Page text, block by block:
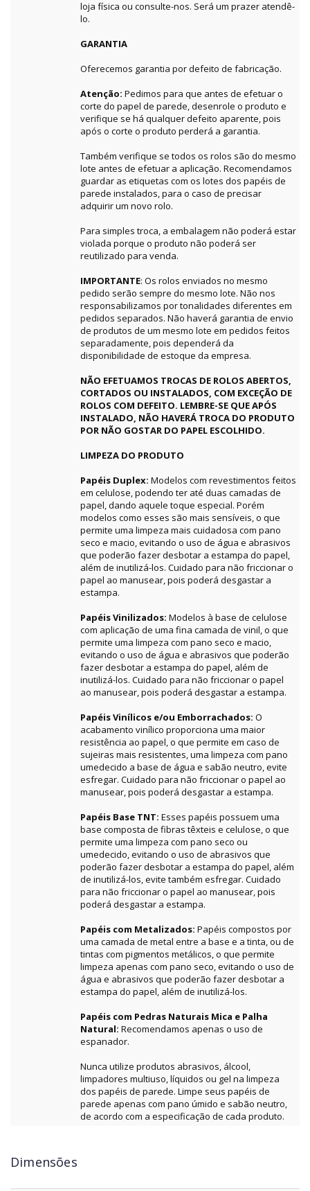
loja física ou consulte-nos. Será um prazer atendê-
lo.
GARANTIA
Oferecemos garantia por defeito de fabricação.
Atenção: Pedimos para que antes de efetuar o
corte do papel de parede, desenrole o produto e
verifique se há qualquer defeito aparente, pois
após o corte o produto perderá a garantia.
Também verifique se todos os rolos são do mesmo
lote antes de efetuar a aplicação. Recomendamos
guardar as etiquetas com os lotes dos papéis de
parede instalados, para o caso de precisar
adquirir um novo rolo.
Para simples troca, a embalagem não poderá estar
violada porque o produto não poderá ser
reutilizado para venda.
IMPORTANTE: Os rolos enviados no mesmo
pedido serão sempre do mesmo lote. Não nos
responsabilizamos por tonalidades diferentes em
pedidos separados. Não haverá garantia de envio
de produtos de um mesmo lote em pedidos feitos
separadamente, pois dependerá da
disponibilidade de estoque da empresa.
NÃO EFETUAMOS TROCAS DE ROLOS ABERTOS,
CORTADOS OU INSTALADOS, COM EXCEÇÃO DE
ROLOS COM DEFEITO. LEMBRE-SE QUE APÓS
INSTALADO, NÃO HAVERÁ TROCA DO PRODUTO
POR NÃO GOSTAR DO PAPEL ESCOLHIDO.
LIMPEZA DO PRODUTO
Papéis Duplex: Modelos com revestimentos feitos
em celulose, podendo ter até duas camadas de
papel, dando aquele toque especial. Porém
modelos como esses são mais sensíveis, o que
permite uma limpeza mais cuidadosa com pano
seco e macio, evitando o uso de água e abrasivos
que poderão fazer desbotar a estampa do papel,
além de inutilizá-los. Cuidado para não friccionar o
papel ao manusear, pois poderá desgastar a
estampa.
Papéis Vinilizados: Modelos à base de celulose
com aplicação de uma fina camada de vinil, o que
permite uma limpeza com pano seco e macio,
evitando o uso de água e abrasivos que poderão
fazer desbotar a estampa do papel, além de
inutilizá-los. Cuidado para não friccionar o papel
ao manusear, pois poderá desgastar a estampa.
Papéis Vinílicos e/ou Emborrachados: O
acabamento vinílico proporciona uma maior
resistência ao papel, o que permite em caso de
sujeiras mais resistentes, uma limpeza com pano
umedecido a base de água e sabão neutro, evite
esfregar. Cuidado para não friccionar o papel ao
manusear, pois poderá desgastar a estampa.
Papéis Base TNT: Esses papéis possuem uma
base composta de fibras têxteis e celulose, o que
permite uma limpeza com pano seco ou
umedecido, evitando o uso de abrasivos que
poderão fazer desbotar a estampa do papel, além
de inutilizá-los, evite também esfregar. Cuidado
para não friccionar o papel ao manusear, pois
poderá desgastar a estampa.
Papéis com Metalizados: Papéis compostos por
uma camada de metal entre a base e a tinta, ou de
tintas com pigmentos metálicos, o que permite
limpeza apenas com pano seco, evitando o uso de
água e abrasivos que poderão fazer desbotar a
estampa do papel, além de inutilizá-los.
Papéis com Pedras Naturais Mica e Palha
Natural: Recomendamos apenas o uso de
espanador.
Nunca utilize produtos abrasivos, álcool,
limpadores multiuso, líquidos ou gel na limpeza
dos papéis de parede. Limpe seus papéis de
parede apenas com pano úmido e sabão neutro,
de acordo com a especificação de cada produto.
Dimensões